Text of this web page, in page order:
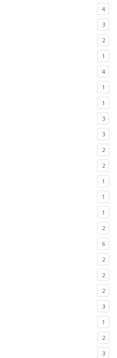
4
3
2
1
4
1
1
3
3
2
2
1
1
1
2
6
2
2
2
3
1
2
3